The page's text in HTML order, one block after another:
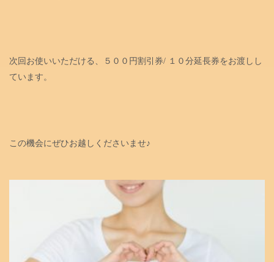
次回お使いいただける、５００円割引券/ １０分延長券をお渡しし
ています。
この機会にぜひお越しくださいませ♪